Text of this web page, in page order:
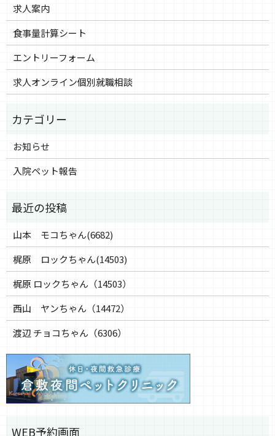
求人案内
食事量計算シート
エントリーフォーム
求人オンライン個別就職相談
お知らせ
入院ペット報告
山本 モコちゃん(6682)
梶原 ロックちゃん(14503)
梶原 ロックちゃん（14503）
西山 ヤンちゃん（14472）
渡辺 チョコちゃん（6306）